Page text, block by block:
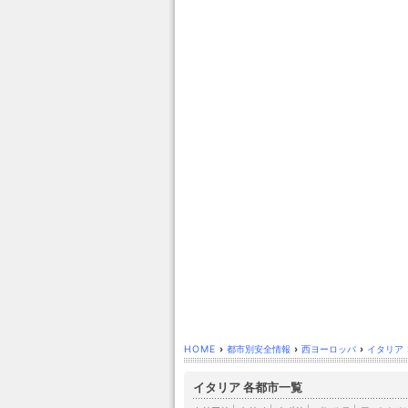
HOME › 都市別安全情報 › 西ヨーロッパ › イタリア
イタリア 各都市一覧